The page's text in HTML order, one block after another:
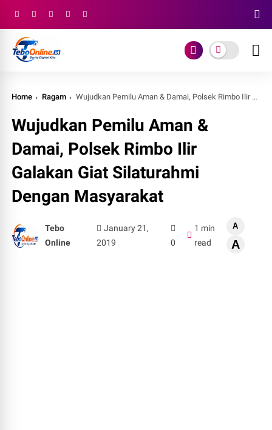
Home Ragam Wujudkan Pemilu Aman & Damai, Polsek Rimbo Ilir Galakan Giat Silaturahmi Dengan Masyarakat
Wujudkan Pemilu Aman &
Damai, Polsek Rimbo Ilir
Galakan Giat Silaturahmi
Dengan Masyarakat
Tebo
Online
January 21,
2019
0
1 min
read
A
A